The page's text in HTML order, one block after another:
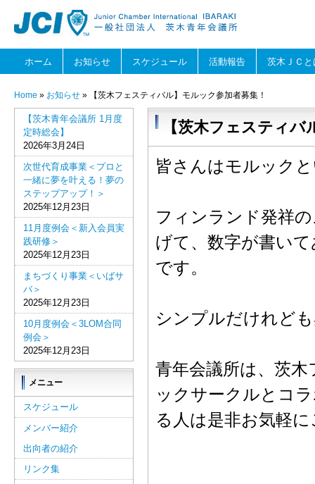
ホーム お知らせ スケジュール 活動報告 茨木ＪＣと
Home » お知らせ » 【茨木フェスティバル】モルック参加者募集！
【茨木フェスティ
皆さんはモルック
フィンランド発祥
げて、数字が書い
です。
シンプルだけれど
青年会議所は、茨
ックサークルとコ
る人は是非お気軽
【茨木青年会議所 1月度
定時総会】
2026年3月24日
次世代育成事業＜プロと
一緒に夢を叶える！夢の
ステップアップ！＞
2025年12月23日
11月度例会＜新入会員実
践研修＞
2025年12月23日
まちづくり事業＜いばサ
バ＞
2025年12月23日
10月度例会＜3LOM合同
例会＞
2025年12月23日
メニュー
スケジュール
メンバー紹介
出向者の紹介
リンク集